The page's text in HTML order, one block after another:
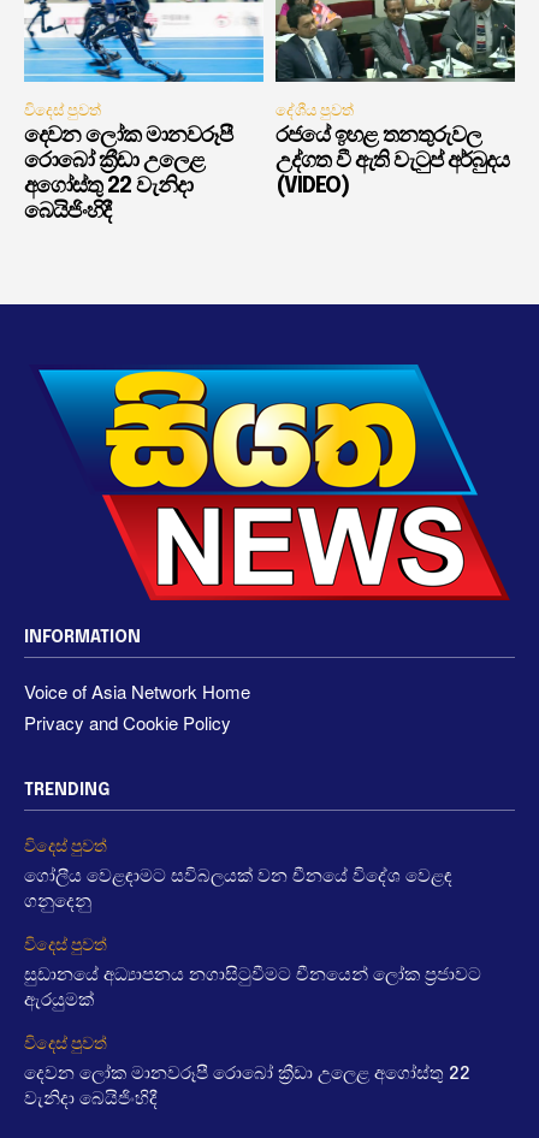
විදෙස් පුවත්
දෙවන ලෝක මානවරූපී
රොබෝ ක්‍රීඩා උලෙළ
අගෝස්තු 22 වැනිදා
බෙයිජිංහිදී
දේශීය පුවත්
රජයේ ඉහළ තනතුරුවල
උද්ගත වී ඇති වැටුප් අර්බුදය
(VIDEO)
INFORMATION
Voice of Asia Network Home
Privacy and Cookie Policy
TRENDING
විදෙස් පුවත්
ගෝලීය වෙළඳාමට සවිබලයක් වන චීනයේ විදේශ වෙළඳ
ගනුදෙනු
විදෙස් පුවත්
සුඩානයේ අධ්‍යාපනය නගාසිටුවීමට චීනයෙන් ලෝක ප්‍රජාවට
ඇරයුමක්
විදෙස් පුවත්
දෙවන ලෝක මානවරූපී රොබෝ ක්‍රීඩා උලෙළ අගෝස්තු 22
වැනිදා බෙයිජිංහිදී